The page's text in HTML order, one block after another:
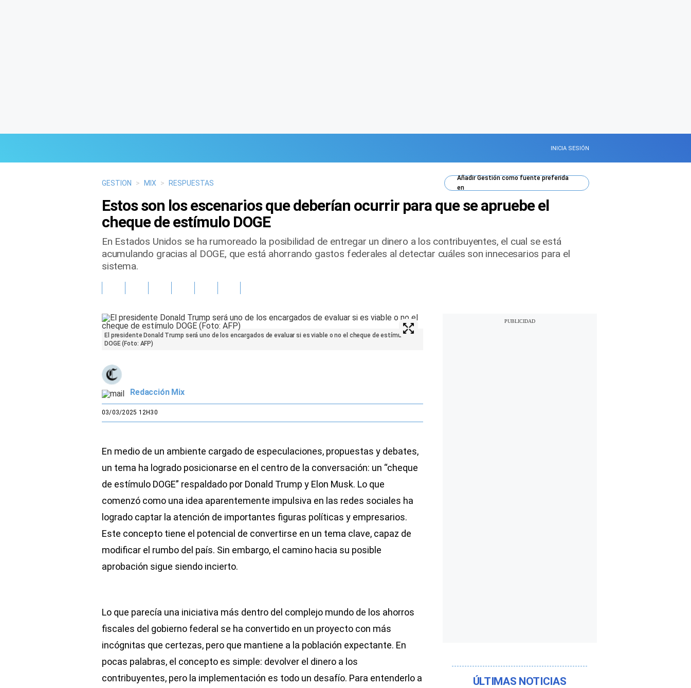
INICIA SESIÓN
GESTION > MIX > RESPUESTAS
AñadirGestióncomo fuente preferida
en
Estos son los escenarios que deberían ocurrir para que se apruebe el
cheque de estímulo DOGE
En Estados Unidos se ha rumoreado la posibilidad de entregar un dinero a los contribuyentes, el cual se está
acumulando gracias al DOGE, que está ahorrando gastos federales al detectar cuáles son innecesarios para el
sistema.
El presidente Donald Trump será uno de los encargados de evaluar si es viable o no el cheque de estímulo
DOGE (Foto: AFP)
Redacción Mix
03/03/2025 12H30
En medio de un ambiente cargado de especulaciones, propuestas y debates,
un tema ha logrado posicionarse en el centro de la conversación: un “cheque
de estímulo DOGE” respaldado por Donald Trump y Elon Musk. Lo que
comenzó como una idea aparentemente impulsiva en las redes sociales ha
logrado captar la atención de importantes figuras políticas y empresarios.
Este concepto tiene el potencial de convertirse en un tema clave, capaz de
modificar el rumbo del país. Sin embargo, el camino hacia su posible
aprobación sigue siendo incierto.
Lo que parecía una iniciativa más dentro del complejo mundo de los ahorros
fiscales del gobierno federal se ha convertido en un proyecto con más
incógnitas que certezas, pero que mantiene a la población expectante. En
pocas palabras, el concepto es simple: devolver el dinero a los
contribuyentes, pero la implementación es todo un desafío. Para entenderlo a
ÚLTIMAS NOTICIAS